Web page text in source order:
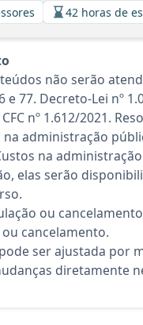
42 horas de
não serão
77. Decreto-Lei nº
nº 1.612/2021.
administração
na administração
elas serão
ou
cancelamento.
ser ajustada por
diretamente